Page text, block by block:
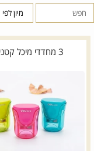
3 מחדדי מיכל קטנים.